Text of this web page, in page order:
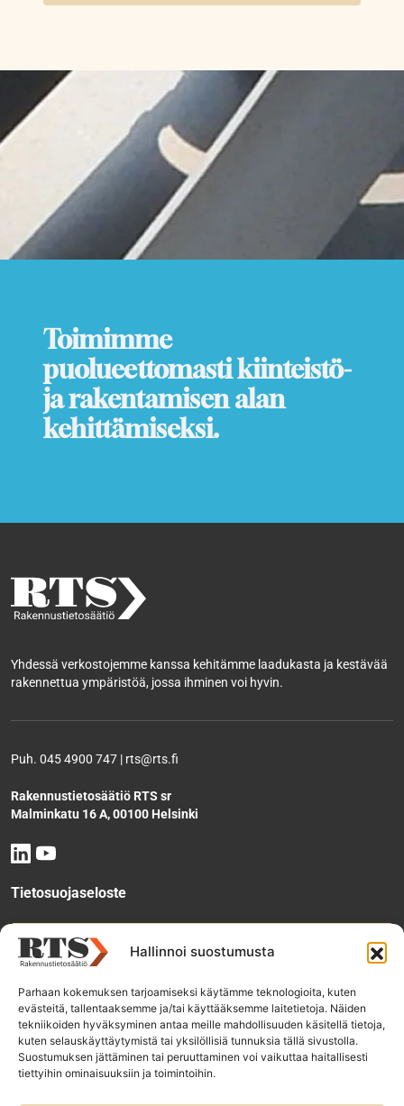
Hallinnoi suostumusta
Parhaan kokemuksen tarjoamiseksi käytämme teknologioita, kuten
evästeitä, tallentaaksemme ja/tai käyttääksemme laitetietoja. Näiden
tekniikoiden hyväksyminen antaa meille mahdollisuuden käsitellä tietoja,
kuten selauskäyttäytymistä tai yksilöllisiä tunnuksia tällä sivustolla.
Suostumuksen jättäminen tai peruuttaminen voi vaikuttaa haitallisesti
tiettyihin ominaisuuksiin ja toimintoihin.
Toimimme
puolueettomasti kiinteistö-
ja rakentamisen alan
kehittämiseksi.
Yhdessä verkostojemme kanssa kehitämme laadukasta ja kestävää
rakennettua ympäristöä, jossa ihminen voi hyvin.
Puh. 045 4900 747 | rts@rts.fi
Rakennustietosäätiö RTS sr
Malminkatu 16 A, 00100 Helsinki
Tietosuojaseloste
Tee käyttölupahakemus
Tilaa uutiskirje